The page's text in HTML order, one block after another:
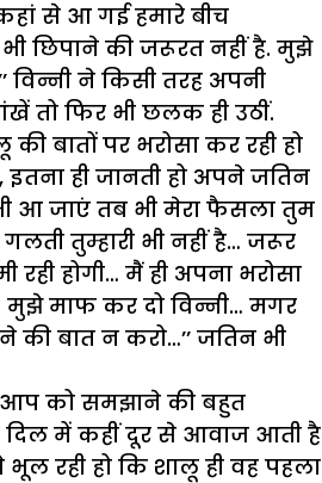
से आ गई हमारे बीच
छिपाने की जरूरत नहीं है. मुझे
विन्नी ने किसी तरह अपनी
तो फिर भी छलक ही उठीं.
की बातों पर भरोसा कर रही हो
इतना ही जानती हो अपने जतिन
आ जाएं तब भी मेरा फैसला तुम
तुम्हारी भी नहीं है… जरूर
रही होगी… मैं ही अपना भरोसा
मुझे माफ कर दो विन्नी… मगर
बात न करो…’’ जतिन भी
को समझाने की बहुत
दिल में कहीं दूर से आवाज आती है
रही हो कि शालू ही वह पहला